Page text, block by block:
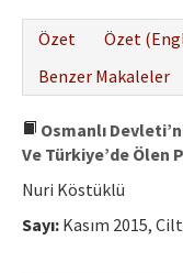
Özet
Özet
Benzer Makaleler
Osmanlı
Ve Türkiye’de Ölen
Nuri Köstüklü
Sayı: Kasım 2015, Cilt